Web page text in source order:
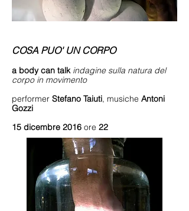
COSA PUO' UN CORPO
a body can talk indagine sulla natura del
corpo in movimento
performer Stefano Taiuti, musiche Antoni
Gozzi
15 dicembre 2016 ore 22